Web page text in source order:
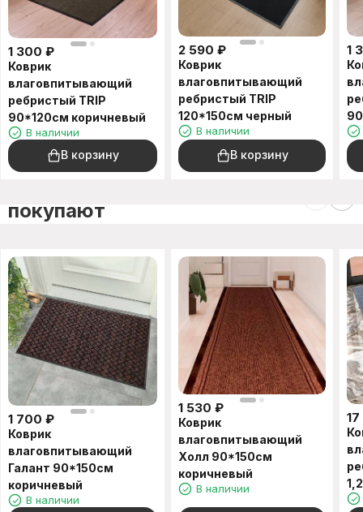
1 300 ₽
Коврик
влаговпитывающий
ребристый TRIP
90*120см коричневый
В наличии
В корзину
2 590 ₽
Коврик
влаговпитывающий
ребристый TRIP
120*150см черный
В наличии
В корзину
1
покупают
1 700 ₽
Коврик
влаговпитывающий
Галант 90*150см
коричневый
В наличии
1 530 ₽
Коврик
влаговпитывающий
Холл 90*150см
коричневый
В наличии